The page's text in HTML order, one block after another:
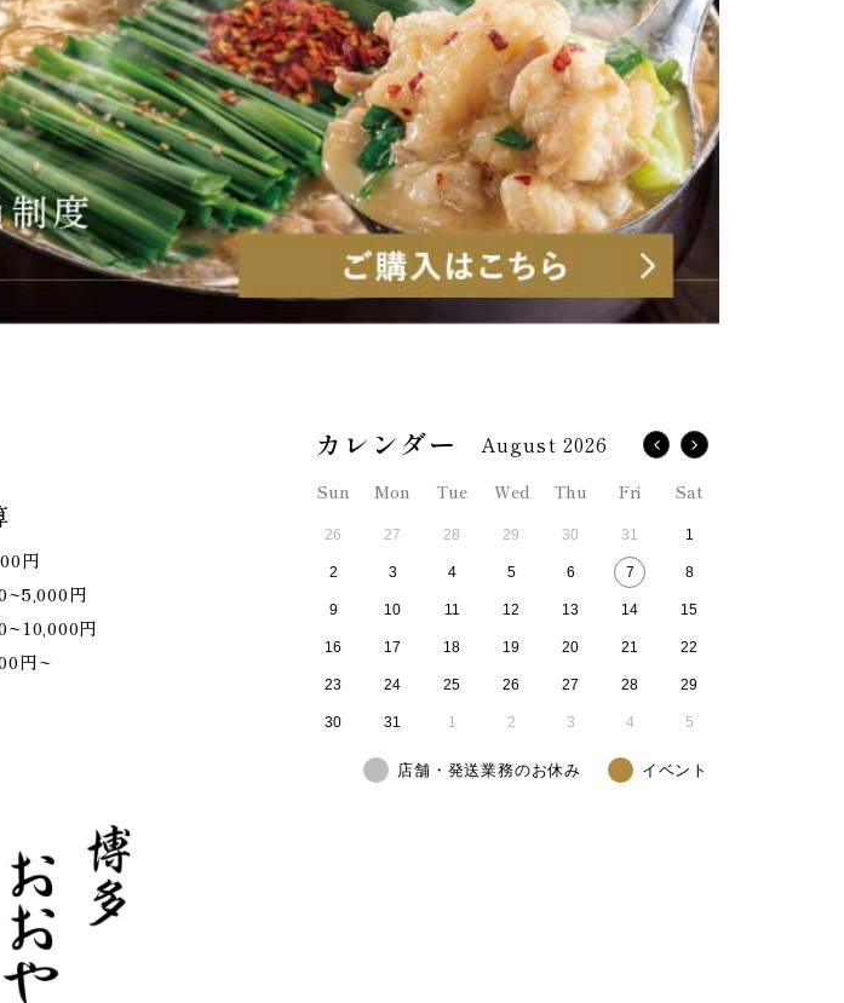
円
円
円
円~
August 2026
Sun Mon Tue Wed Thu Fri Sat
26 27 28 29 30 31 1
2 3 4 5 6 7 8
9 10 11 12 13 14 15
16 17 18 19 20 21 22
23 24 25 26 27 28 29
30 31 1 2 3 4 5
店舗・発送業務のお休み イベント